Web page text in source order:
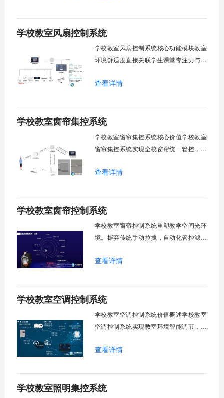
块清单：远程集中控制。智能定时调度。
环境自适应调节。能耗监测统计。故障预
学校教室风扇控制系统
学校教室风扇控制系统核心功能模块教室
环境舒适度直接关联学生课堂专注力与学
领域，打造教室风扇控制系统，实现温度
分组联动、安全防护六大模块一体化运
行，为学校提供精细化风扇管理方案。
查看详情
学校教室窗帘集控系统
学校教室窗帘集控系统核心价值学校教室
窗帘集控系统实现全校窗帘统一管控，提
能化改造后，一键完成全校窗帘开合，节
生视力健康，营造舒适教学环境。节能减
排效果显著，延长窗帘使用寿命，降低学
查看详情
学校教室窗帘控制系统
学校教室窗帘控制系统重塑教学空间光环
境。摒弃传统手动拉拽，自动化管控滤除
足，节能降耗。精准适配多媒体教学、考
能智慧校园生态升级。智能光感调节1. 动
态光照追踪实时捕捉室外照度参数。光照
查看详情
学校教室空调控制系统
学校教室空调控制系统价值概述学校教室
空调控制系统实现教室环境智能调节，提
管理全校空调设备，远程监控运行状态，
警。管理人员通过平台统一管控，减少人
工巡检工作量，延长设备使用寿命，节约
查看详情
学校教室照明集控系统